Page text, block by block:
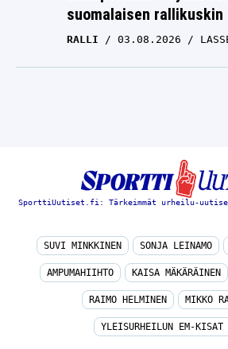
RALLI 03.08.2026
SporttiUutiset.fi: Tärkeimmät urheilu-
AMPUMAHIIHTO KAISA MÄKÄRÄINEN
RAIMO HELMINEN MIKKO
YLEISURHEILUN EM-